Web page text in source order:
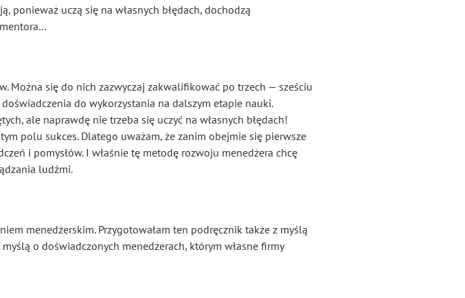
ponieważ uczą się na własnych błędach, dochodzą
Można się do nich zazwyczaj zakwalifikować po trzech — sześciu
do wykorzystania na dalszym etapie nauki.
ale naprawdę nie trzeba się uczyć na własnych błędach!
polu sukces. Dlatego uważam, że zanim obejmie się pierwsze
i pomysłów. I właśnie tę metodę rozwoju menedżera chcę
ludźmi.
menedżerskim. Przygotowałam ten podręcznik także z myślą
o doświadczonych menedżerach, którym własne firmy